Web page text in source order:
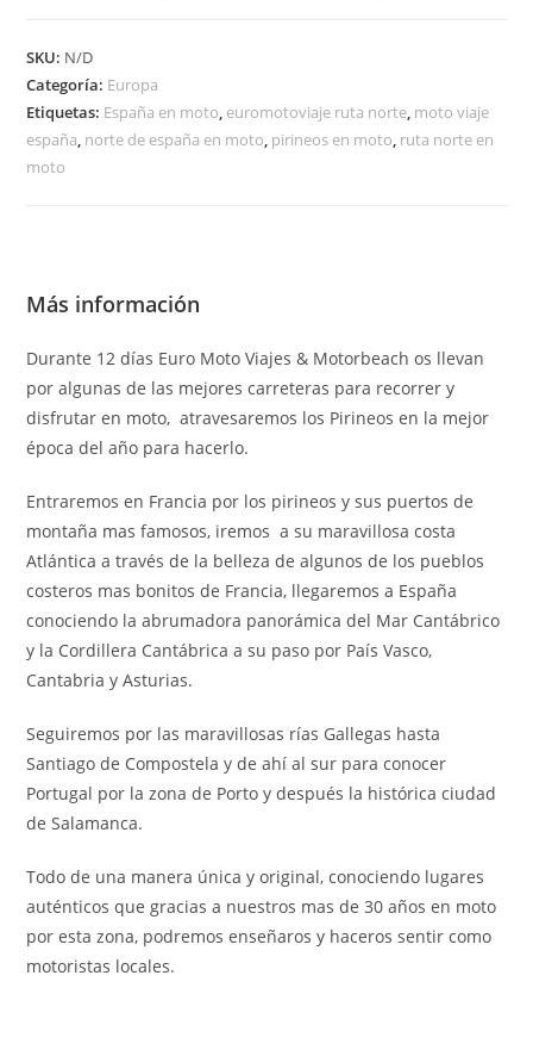
Picos
de
Europa
y
SKU: N/D
Categoría: Europa
Etiquetas: España en moto, euromotoviaje ruta norte, moto viaje
españa, norte de españa en moto, pirineos en moto, ruta norte en
moto
Más información
Durante 12 días Euro Moto Viajes & Motorbeach os llevan
por algunas de las mejores carreteras para recorrer y
disfrutar en moto, atravesaremos los Pirineos en la mejor
época del año para hacerlo.
Entraremos en Francia por los pirineos y sus puertos de
montaña mas famosos, iremos a su maravillosa costa
Atlántica a través de la belleza de algunos de los pueblos
costeros mas bonitos de Francia, llegaremos a España
conociendo la abrumadora panorámica del Mar Cantábrico
y la Cordillera Cantábrica a su paso por País Vasco,
Cantabria y Asturias.
Seguiremos por las maravillosas rías Gallegas hasta
Santiago de Compostela y de ahí al sur para conocer
Portugal por la zona de Porto y después la histórica ciudad
de Salamanca.
Todo de una manera única y original, conociendo lugares
auténticos que gracias a nuestros mas de 30 años en moto
por esta zona, podremos enseñaros y haceros sentir como
motoristas locales.